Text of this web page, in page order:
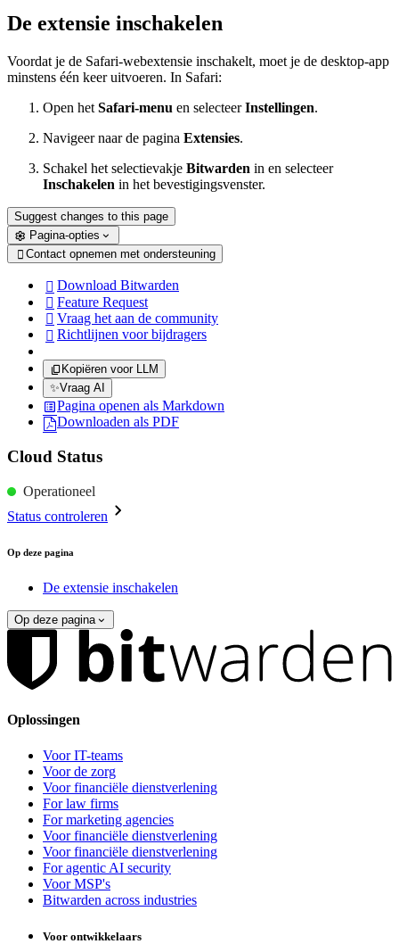
De extensie inschakelen
Voordat je de Safari-webextensie inschakelt, moet je de desktop-app
minstens één keer uitvoeren. In Safari:
Open het Safari-menu en selecteerInstellingen.
Navigeer naar de pagina Extensies.
Schakel het selectievakje Bitwarden in en selecteer
Inschakelen in het bevestigingsvenster.
Suggest changes to this page
Pagina-opties
 Contact opnemen met ondersteuning
 Download Bitwarden
 Feature Request
 Vraag het aan de community
 Richtlijnen voor bijdragers
Kopiëren voor LLM
✨Vraag AI
Pagina openen als Markdown
Downloaden als PDF
Cloud Status
Operationeel
Status controleren
Op deze pagina
De extensie inschakelen
Op deze pagina
Oplossingen
Voor IT-teams
Voor de zorg
Voor financiële dienstverlening
For law firms
For marketing agencies
Voor financiële dienstverlening
Voor financiële dienstverlening
For agentic AI security
Voor MSP's
Bitwarden across industries
Voor ontwikkelaars